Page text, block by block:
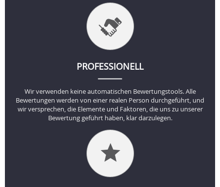
PROFESSIONELL
Wir verwenden keine automatischen Bewertungstools. Alle
Bewertungen werden von einer realen Person durchgeführt, und
wir versprechen, die Elemente und Faktoren, die uns zu unserer
Bewertung geführt haben, klar darzulegen.